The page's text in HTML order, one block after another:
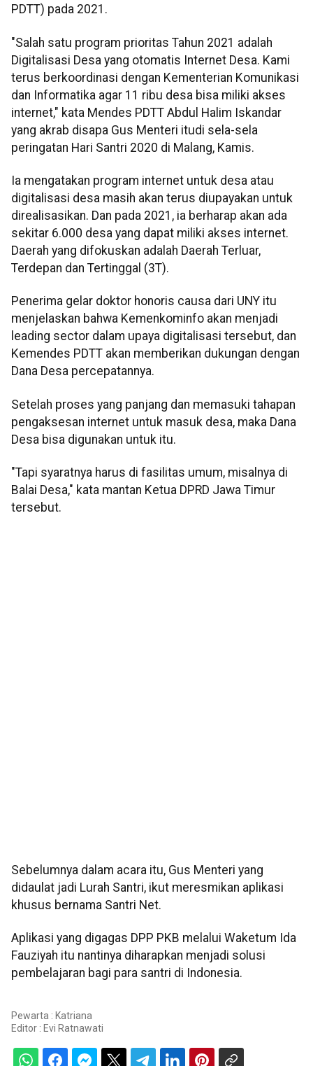
PDTT) pada 2021.
"Salah satu program prioritas Tahun 2021 adalah
Digitalisasi Desa yang otomatis Internet Desa. Kami
terus berkoordinasi dengan Kementerian Komunikasi
dan Informatika agar 11 ribu desa bisa miliki akses
internet," kata Mendes PDTT Abdul Halim Iskandar
yang akrab disapa Gus Menteri itudi sela-sela
peringatan Hari Santri 2020 di Malang, Kamis.
Ia mengatakan program internet untuk desa atau
digitalisasi desa masih akan terus diupayakan untuk
direalisasikan. Dan pada 2021, ia berharap akan ada
sekitar 6.000 desa yang dapat miliki akses internet.
Daerah yang difokuskan adalah Daerah Terluar,
Terdepan dan Tertinggal (3T).
Penerima gelar doktor honoris causa dari UNY itu
menjelaskan bahwa Kemenkominfo akan menjadi
leading sector dalam upaya digitalisasi tersebut, dan
Kemendes PDTT akan memberikan dukungan dengan
Dana Desa percepatannya.
Setelah proses yang panjang dan memasuki tahapan
pengaksesan internet untuk masuk desa, maka Dana
Desa bisa digunakan untuk itu.
"Tapi syaratnya harus di fasilitas umum, misalnya di
Balai Desa," kata mantan Ketua DPRD Jawa Timur
tersebut.
Sebelumnya dalam acara itu, Gus Menteri yang
didaulat jadi Lurah Santri, ikut meresmikan aplikasi
khusus bernama Santri Net.
Aplikasi yang digagas DPP PKB melalui Waketum Ida
Fauziyah itu nantinya diharapkan menjadi solusi
pembelajaran bagi para santri di Indonesia.
Pewarta : Katriana
Editor : Evi Ratnawati